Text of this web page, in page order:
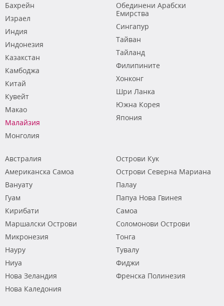
Бахрейн
Израел
Индия
Индонезия
Казакстан
Камбоджа
Китай
Кувейт
Макао
Малайзия
Монголия
Обединени Арабски
Емирства
Сингапур
Тайван
Тайланд
Филипините
Хонконг
Шри Ланка
Южна Корея
Япония
Австралия
Американска Самоа
Вануату
Гуам
Кирибати
Маршалски Острови
Микронезия
Науру
Ниуа
Нова Зеландия
Нова Каледония
Острови Кук
Острови Северна Мариана
Палау
Папуа Нова Гвинея
Самоа
Соломонови Острови
Тонга
Тувалу
Фиджи
Френска Полинезия